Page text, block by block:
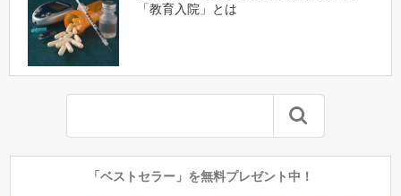
「教育入院」とは
「ベストセラー」を無料プレゼント中！